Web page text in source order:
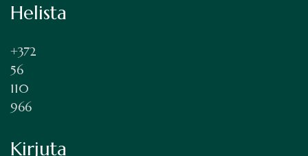
Helista
+372
56
110
966
Kirjuta